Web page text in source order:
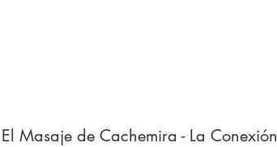
El Masaje de Cachemira - La Conexión